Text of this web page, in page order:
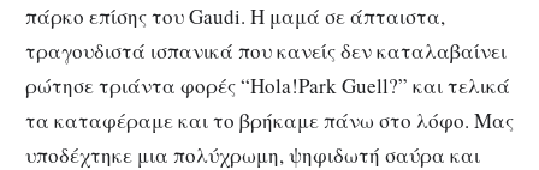
πάρκο επίσης του Gaudi. H μαμά σε άπταιστα,
τραγουδιστά ισπανικά που κανείς δεν καταλαβαίνει
ρώτησε τριάντα φορές “Hola!Park Guell?” και τελικά
τα καταφέραμε και το βρήκαμε πάνω στο λόφο. Μας
υποδέχτηκε μια πολύχρωμη, ψηφιδωτή σαύρα και